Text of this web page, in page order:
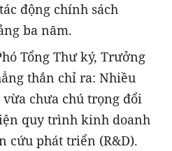
động chính sách
ba năm.
Tổng Thư ký, Trưởng
thắn chỉ ra: Nhiều
chưa chú trọng đổi
quy trình kinh doanh
cứu phát triển (R&D).